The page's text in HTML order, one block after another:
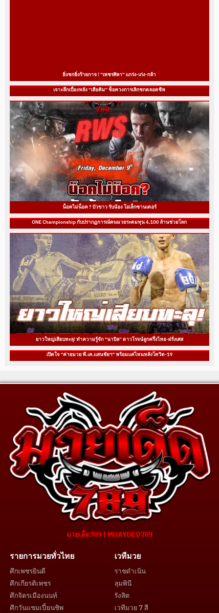
ยิ่งชกยิ่งร้ายกาจ ! “เพชรศิลา” แกร่ง-เก่ง-กล้า
เจาะลึกเบื้องหลัง “เสือคิม” ช็อควงการเลิกชกตลอดชีพ
น็อคไม่น็อค ? บัวขาว รับน้อง โอเล็กซานเดอร์
ONE Championship กับปรากฏการณ์คนมวยระดมทุน 4,100 ล้านช่วยโลก
ยาวใหญ่เสียบทะลุ! ทำความรู้จัก “นาบิล” ดาวโรจน์ลูกครึ่งไทย-ฝรั่งเศส
เปิดใจ “ค่ายมวย พี.เค.แสนชัยฯ” พร้อมแค่ไหนหลังโควิด-19
มวยเด็ด789 | MUAYDED789
รายการมวยทั่วไทย
ศึกเพชรยินดี
ศึกเกียรติเพชร
ศึกจิตรเมืองนนท์
ศึกวันแชมเปี้ยนชิพ
เวทีมวย
ราชดำเนิน
ลุมพินี
รังสิต
เวทีมวย 7 สี